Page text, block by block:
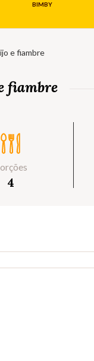
BIMBY
e fiambre
fiambre
4